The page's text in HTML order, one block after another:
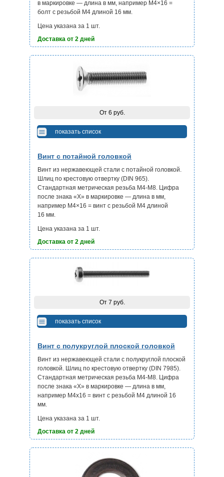
в маркировке — длина в мм, например М4×16 =
болт с резьбой М4 длиной 16 мм.
Цена указана за 1 шт.
Доставка от 2 дней
Винт с потайной головкой
Винт из нержавеющей стали с потайной головкой.
Шлиц по крестовую отвертку (DIN 965).
Стандартная метрическая резьба М4-М8. Цифра
после знака «Х» в маркировке — длина в мм,
например М4×16 = винт с резьбой М4 длиной
16 мм.
Цена указана за 1 шт.
Доставка от 2 дней
От 6 руб.
показать список
Винт с полукруглой плоской головкой
Винт из нержавеющей стали с полукруглой плоской
головкой. Шлиц по крестовую отвертку (DIN 7985).
Стандартная метрическая резьба М4-М8. Цифра
после знака «Х» в маркировке — длина в мм,
например М4х16 = винт с резьбой М4 длиной 16
мм.
Цена указана за 1 шт.
Доставка от 2 дней
От 7 руб.
показать список